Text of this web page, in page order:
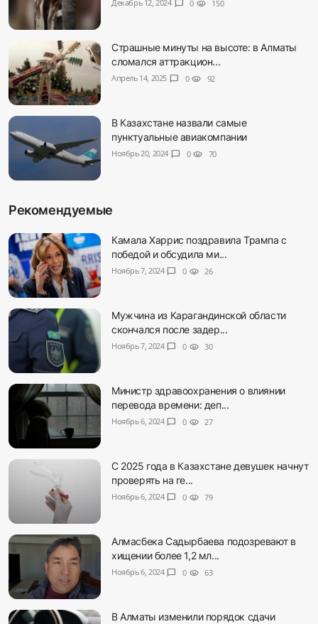
Декабрь 12, 2024 chat_bubble 0 visibility 150
Страшные минуты на высоте: в Алматы
сломался аттракцион...
Апрель 14, 2025 chat_bubble 0 visibility 92
В Казахстане назвали самые
пунктуальные авиакомпании
Ноябрь 20, 2024 chat_bubble 0 visibility 70
Рекомендуемые
Камала Харрис поздравила Трампа с
победой и обсудила ми...
Ноябрь 7, 2024 chat_bubble 0 visibility 26
Мужчина из Карагандинской области
скончался после задер...
Ноябрь 7, 2024 chat_bubble 0 visibility 30
Министр здравоохранения о влиянии
перевода времени: деп...
Ноябрь 6, 2024 chat_bubble 0 visibility 27
С 2025 года в Казахстане девушек начнут
проверять на ге...
Ноябрь 6, 2024 chat_bubble 0 visibility 79
Алмасбека Садырбаева подозревают в
хищении более 1,2 мл...
Ноябрь 6, 2024 chat_bubble 0 visibility 63
В Алматы изменили порядок сдачи